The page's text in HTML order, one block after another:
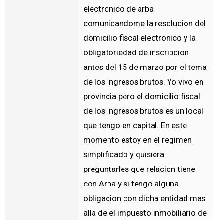
electronico de arba
comunicandome la resolucion del
domicilio fiscal electronico y la
obligatoriedad de inscripcion
antes del 15 de marzo por el tema
de los ingresos brutos. Yo vivo en
provincia pero el domicilio fiscal
de los ingresos brutos es un local
que tengo en capital. En este
momento estoy en el regimen
simplificado y quisiera
preguntarles que relacion tiene
con Arba y si tengo alguna
obligacion con dicha entidad mas
alla de el impuesto inmobiliario de